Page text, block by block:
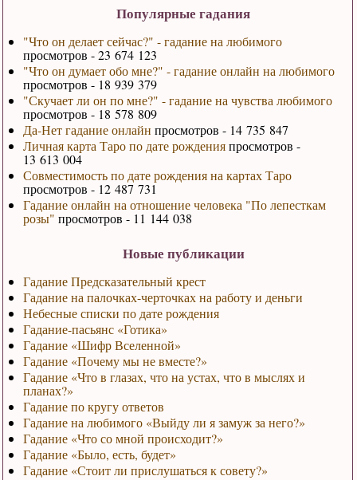
Популярные гадания
"Что он делает сейчас?" - гадание на любимого
просмотров - 23 674 123
"Что он думает обо мне?" - гадание онлайн на любимого
просмотров - 18 939 379
"Скучает ли он по мне?" - гадание на чувства любимого
просмотров - 18 578 809
Да-Нет гадание онлайн просмотров - 14 735 847
Личная карта Таро по дате рожденияпросмотров -
13 613 004
Совместимость по дате рождения на картах Таро
просмотров - 12 487 731
Гадание онлайн на отношение человека "По лепесткам
розы" просмотров - 11 144 038
Новые публикации
Гадание Предсказательный крест
Гадание на палочках-черточках на работу и деньги
Небесные списки по дате рождения
Гадание-пасьянс «Готика»
Гадание «Шифр Вселенной»
Гадание «Почему мы не вместе?»
Гадание «Что в глазах, что на устах, что в мыслях и
планах?»
Гадание по кругу ответов
Гадание на любимого «Выйду ли я замуж за него?»
Гадание «Что со мной происходит?»
Гадание «Было, есть, будет»
Гадание «Стоит ли прислушаться к совету?»